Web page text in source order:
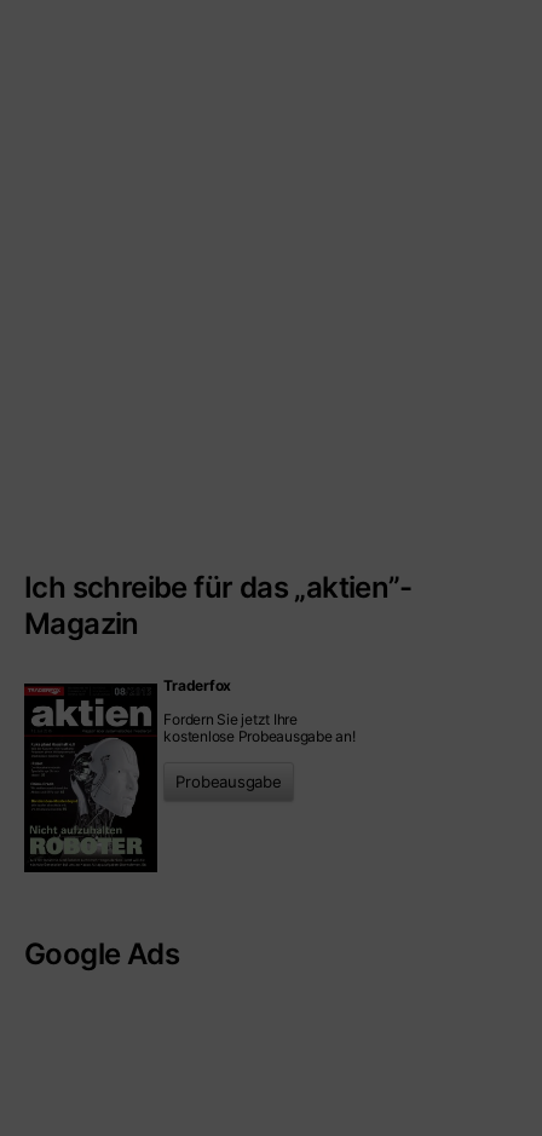
Ich schreibe für das „aktien”-
Magazin
Traderfox
Fordern Sie jetzt Ihre
kostenlose Probeausgabe an!
Probeausgabe
Google Ads